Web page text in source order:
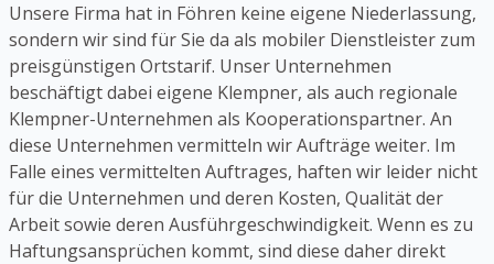
Unsere Firma hat in Föhren keine eigene Niederlassung,
sondern wir sind für Sie da als mobiler Dienstleister zum
preisgünstigen Ortstarif. Unser Unternehmen
beschäftigt dabei eigene Klempner, als auch regionale
Klempner-Unternehmen als Kooperationspartner. An
diese Unternehmen vermitteln wir Aufträge weiter. Im
Falle eines vermittelten Auftrages, haften wir leider nicht
für die Unternehmen und deren Kosten, Qualität der
Arbeit sowie deren Ausführgeschwindigkeit. Wenn es zu
Haftungsansprüchen kommt, sind diese daher direkt